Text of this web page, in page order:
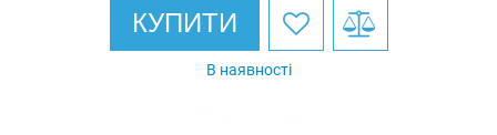
КУПИТИ
В наявності